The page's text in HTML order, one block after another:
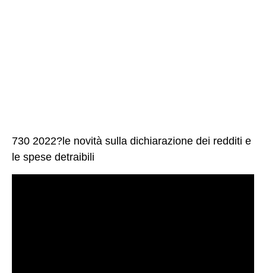
730 2022?le novità sulla dichiarazione dei redditi e
le spese detraibili